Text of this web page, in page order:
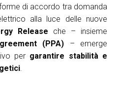
di accordo tra domanda
alla luce delle nuove
Release che – insieme
(PPA) – emerge
per garantire stabilità e
.